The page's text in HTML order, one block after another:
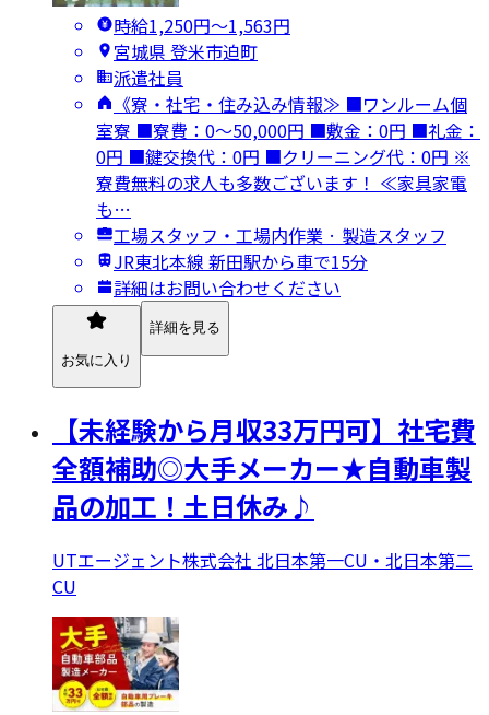
時給1,250円〜1,563円
宮城県 登米市迫町
派遣社員
《寮・社宅・住み込み情報≫ ■ワンルーム個
室寮 ■寮費：0～50,000円 ■敷金：0円 ■礼金：
0円 ■鍵交換代：0円 ■クリーニング代：0円 ※
寮費無料の求人も多数ございます！ ≪家具家電
も…
工場スタッフ・工場内作業 · 製造スタッフ
JR東北本線 新田駅から車で15分
詳細はお問い合わせください
お気に入り
詳細を見る
【未経験から月収33万円可】社宅費
全額補助◎大手メーカー★自動車製
品の加工！土日休み♪
UTエージェント株式会社 北日本第一CU・北日本第二
CU